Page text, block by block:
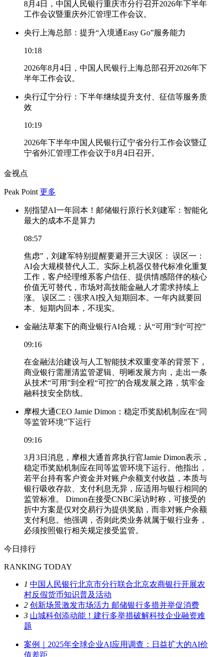
8月4日，中国人民银行重庆市分行召开2026年下半年
工作会议暨重庆外汇管理工作会议。
央行上海总部：提升“入境通Easy Go”服务能力
10:18
2026年8月4日，中国人民银行上海总部召开2026年下
半年工作会议。
央行辽宁分行：下半年继续提升支付、征信等服务质
效
10:19
2026年下半年中国人民银行辽宁省分行工作会议暨辽
宁省外汇管理工作会议于8月4日召开。
金视点
Peak Point 更多
别指望AI一年回本！邮储银行原行长刘建军：智能化
最大的成本不是算力
08:57
焦虑”，刘建军特别提醒要避开三大误区： 误区一：
AI会大规模替代人工。实际上机器仅替代标准化重复
工作，客户经理维系客户信任、提供情感陪伴的核心
价值无可替代，市场对高技能金融人才需求持续上
涨。 误区二：强求AI投入短期回本。一年内就要回
本、短期内回本，不现实。
金融法草案下的商业银行AI合规：从“可用”到“可控”
09:16
在金融法治建设与人工智能技术双重变革的背景下，
商业银行需厘清监管逻辑、明晰发展方向，走出一条
从技术“可用”到全程“可控”的合规发展之路，筑牢金
融科技安全防线。
摩根大通CEO Jamie Dimon：稳定币奖励机制应在“同
等监管环境”下运行
09:16
3月3日消息，摩根大通首席执行官Jamie Dimon表示，
稳定币奖励机制应在同等监管环境下运行。他指出，
若平台持有客户资金并对账户余额支付收益，本质与
银行吸收存款、支付利息无异，应适用与银行相同的
监管标准。 Dimon在接受CNBC采访时称，可接受的
折中方案是仅对交易行为提供奖励，而非对账户余额
支付利息。他强调，否则此类业务就属于银行业务，
必须按照银行相关规定接受监管。
今日排行
RANKING TODAY
1 中国人民银行北京市分行联合北京农商银行开展农
村反假货币知识普及活动
2 创新场景激发市场活力 邮储银行多措并举促消费
3 山城科创添动能！建行多举措破解科技企业融资难
题
案例｜2025年全球企业AI应用调查：日益扩大的AI价
值差距